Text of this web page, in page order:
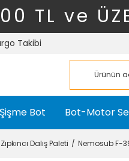
TL ve
Takibi
Şişme Bot Bot-Motor
Zıpkıncı Dalış Paleti Nemosub F-